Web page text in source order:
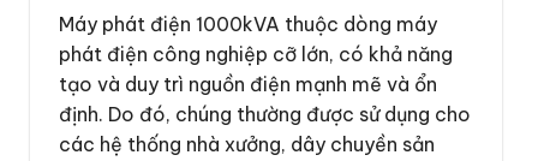
Máy phát điện 1000kVA thuộc dòng máy
phát điện công nghiệp cỡ lớn, có khả năng
tạo và duy trì nguồn điện mạnh mẽ và ổn
định. Do đó, chúng thường được sử dụng cho
các hệ thống nhà xưởng, dây chuyền sản